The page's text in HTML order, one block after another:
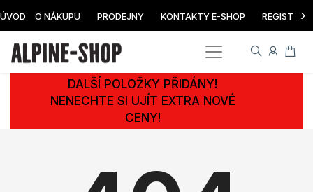
ÚVOD O NÁKUPU PRODEJNY KONTAKTY E-SHOP ›
DALŠÍ POLOŽKY PŘIDÁNY!
NENECHTE SI UJÍT EXTRA NOVÉ
CENY!